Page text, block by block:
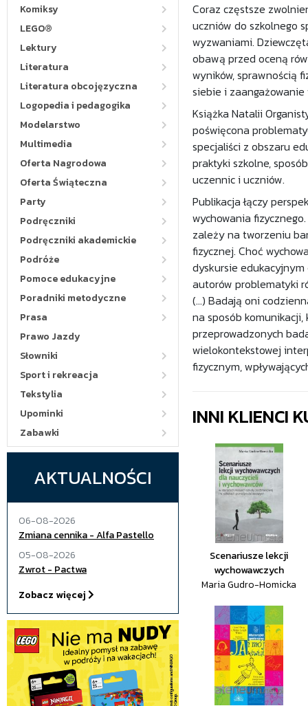
Komiksy
LEGO®
Lektury
Literatura
Literatura obcojęzyczna
Logopedia i pedagogika
Modelarstwo
Multimedia
Oferta Nagrodowa
Oferta Świąteczna
Party
Podręczniki
Podręczniki akademickie
Podróże
Pomoce edukacyjne
Poradniki metodyczne
Prasa
Prawo Jazdy
Słowniki
Sport i rekreacja
Tekstylia
Upominki
Zabawki
AKTUALNOŚCI
06-08-2026
Zmiana cennika - Alfa Pastello
05-08-2026
Zwrot - Pactwa
Zobacz więcej
Coraz częstsze
uczniów do szkolnego
wyzwaniami.
obawą przed oceną
wyników, sprawnością
siebie i zaangażowanie
Książka Natalii
poświęcona
specjaliści z obszaru
praktyki szkolne,
uczennic i uczniów.
Publikacja łączy
wychowania
zależy na tworzeniu
fizycznej. Choć
dyskursie
autorów problematyki
(...) Badają oni
na sposób
przeprowadzonych
wielokontekstowej
fizycznym,
INNI KLIENCI
Scenariusze lekcji
wychowawczych
Maria Gudro-Homicka